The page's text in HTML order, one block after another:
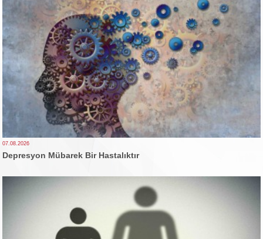
07.08.2026
Depresyon Mübarek Bir Hastalıktır